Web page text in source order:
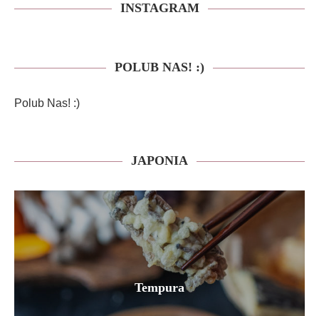
INSTAGRAM
POLUB NAS! :)
Polub Nas! :)
JAPONIA
Tempura